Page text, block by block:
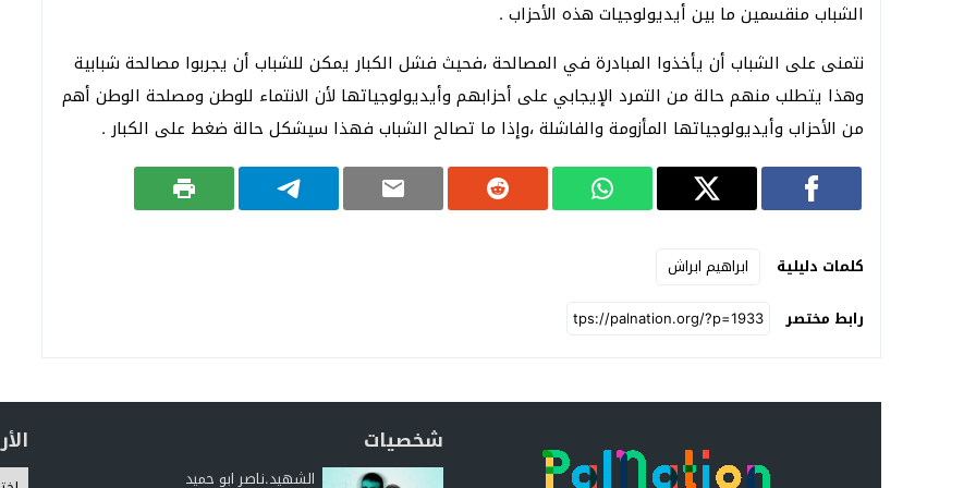
الشباب منقسمين ما بين أيديولوجيات هذه الأحزاب .
نتمنى على الشباب أن يأخذوا المبادرة في المصالحة ،فحيث فشل الكبار يمكن للشباب أن يجربوا مصالحة شبابية
وهذا يتطلب منهم حالة من التمرد الإيجابي على أحزابهم وأيديولوجياتها لأن الانتماء للوطن ومصلحة الوطن أهم
من الأحزاب وأيديولوجياتها المأزومة والفاشلة ،وإذا ما تصالح الشباب فهذا سيشكل حالة ضغط على الكبار .
كلمات دليلية
ابراهيم ابراش
رابط مختصر
شخصيات
الشهيد.ناصر ابو حميد